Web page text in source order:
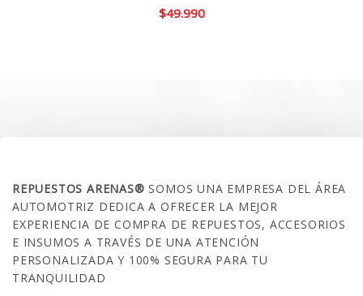
$49.990
REPUESTOS ARENAS®SOMOS UNA EMPRESA DEL ÁREA
AUTOMOTRIZ DEDICA A OFRECER LA MEJOR
EXPERIENCIA DE COMPRA DE REPUESTOS, ACCESORIOS
E INSUMOS A TRAVÉS DE UNA ATENCIÓN
PERSONALIZADA Y 100% SEGURA PARA TU
TRANQUILIDAD